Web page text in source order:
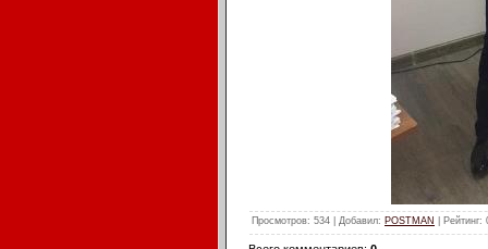
Просмотров: 534 | Добавил: POSTMAN Рейтинг: